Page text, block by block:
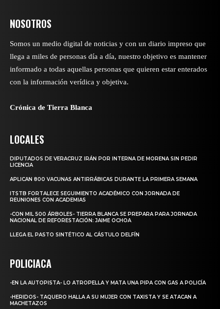
NOSOTROS
Somos un medio digital de noticias y con un diario impreso que
llega a miles de personas día a día, nuestro objetivo es mantener
informado a todas aquellas personas que quieren estar enterados
con la información verídica y objetiva.
Crónica de Tierra Blanca
LOCALES
DIPUTADOS DE VERACRUZ IRÁN POR INTERNA DE MORENA SIN PEDIR
LICENCIA
APLICAN 800 VACUNAS ANTIRRÁBICAS DURANTE LA PRIMERA SEMANA
ITSTB FORTALECE SEGUIMIENTO ACADÉMICO CON JORNADA DE
REUNIONES CON ACADEMIAS
-CON MIL 500 ÁRBOLES- TIERRA BLANCA SE PREPARA PARA JORNADA
NACIONAL DE REFORESTACIÓN: JAIME OCHOA
LLEGA EL PASTO SINTÉTICO AL CÁSTULO DELFÍN
POLICIACA
-EN LA AUTOPISTA- LO ATROPELLA Y MATA UNA PIPA CON GAS A POLICÍA
-HERIDOS- TAQUERO HALLA A SU MUJER CON TAXISTA Y SE ATACAN A
MACHETAZOS